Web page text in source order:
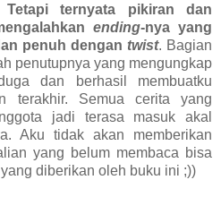
Tetapi ternyata pikiran dan
ending-nya yang
penuh dengan twist. Bagian
penutupnya yang mengungkap
dan berhasil membuatku
terakhir. Semua cerita yang
jadi terasa masuk akal
Aku tidak akan memberikan
yang belum membaca bisa
diberikan oleh buku ini ;))